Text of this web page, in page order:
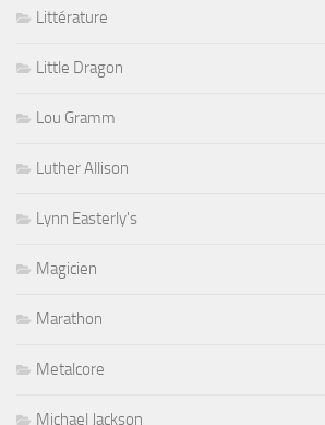
Littérature
Little Dragon
Lou Gramm
Luther Allison
Lynn Easterly's
Magicien
Marathon
Metalcore
Michael Jackson